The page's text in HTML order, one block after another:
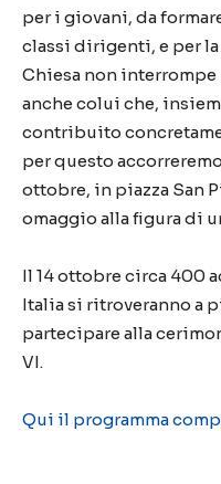
per i giovani, da
classi dirigenti, e per
Chiesa non
anche colui che,
contribuito
per questo
ottobre, in piazza San
omaggio alla figura di
Il 14 ottobre circa 400
Italia si ritroveranno a
partecipare alla
VI.
Qui il programma